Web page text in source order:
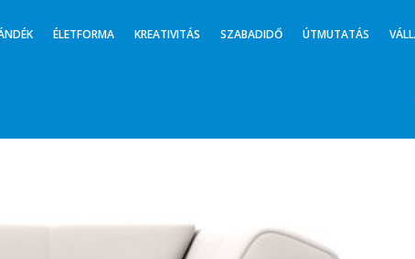
ÉLETFORMA KREATIVITÁS SZABADIDŐ ÚTMUTATÁS